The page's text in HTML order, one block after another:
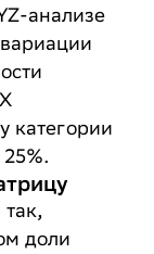
анализе
категории
так,
доли